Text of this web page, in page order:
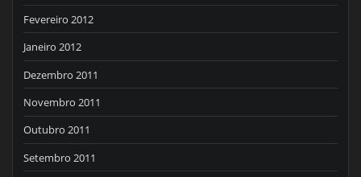
Fevereiro 2012
Janeiro 2012
Dezembro 2011
Novembro 2011
Outubro 2011
Setembro 2011